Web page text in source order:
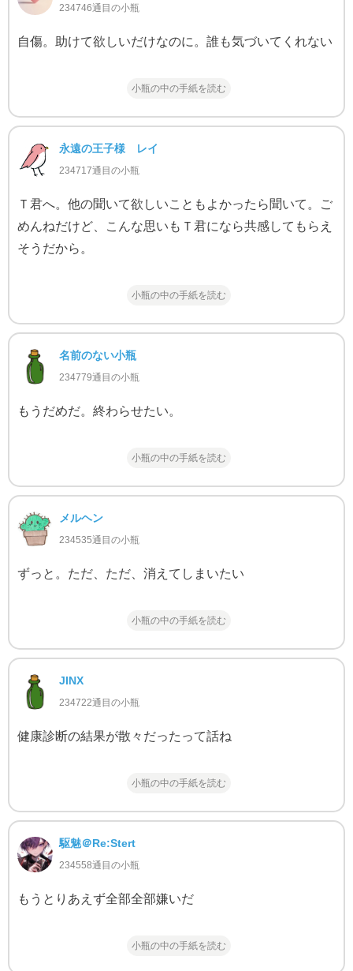
234746通目の小瓶
自傷。助けて欲しいだけなのに。誰も気づいてくれない
小瓶の中の手紙を読む
永遠の王子様 レイ
234717通目の小瓶
Ｔ君へ。他の聞いて欲しいこともよかったら聞いて。ご
めんねだけど、こんな思いもＴ君になら共感してもらえ
そうだから。
小瓶の中の手紙を読む
名前のない小瓶
234779通目の小瓶
もうだめだ。終わらせたい。
小瓶の中の手紙を読む
メルヘン
234535通目の小瓶
ずっと。ただ、ただ、消えてしまいたい
小瓶の中の手紙を読む
JINX
234722通目の小瓶
健康診断の結果が散々だったって話ね
小瓶の中の手紙を読む
駆魅＠Re:Stert
234558通目の小瓶
もうとりあえず全部全部嫌いだ
小瓶の中の手紙を読む